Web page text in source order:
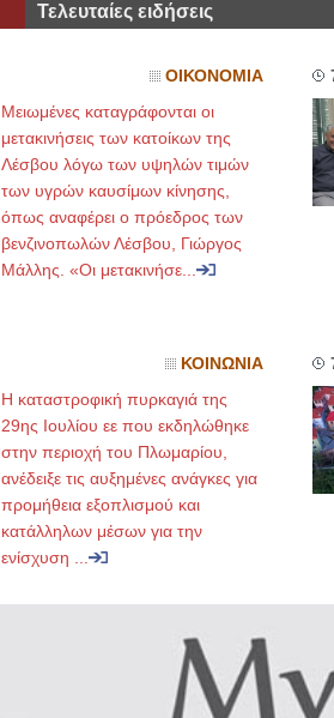
Τελευταίες ειδήσεις
ΟΙΚΟΝΟΜΙΑ
Μειωμένες καταγράφονται οι
μετακινήσεις των κατοίκων της
Λέσβου λόγω των υψηλών τιμών
των υγρών καυσίμων κίνησης,
όπως αναφέρει ο πρόεδρος των
βενζινοπωλών Λέσβου, Γιώργος
Μάλλης. «Οι μετακινήσε...
ΚΟΙΝΩΝΙΑ
Η καταστροφική πυρκαγιά της
29ης Ιουλίου εε που εκδηλώθηκε
στην περιοχή του Πλωμαρίου,
ανέδειξε τις αυξημένες ανάγκες για
προμήθεια εξοπλισμού και
κατάλληλων μέσων για την
ενίσχυση ...